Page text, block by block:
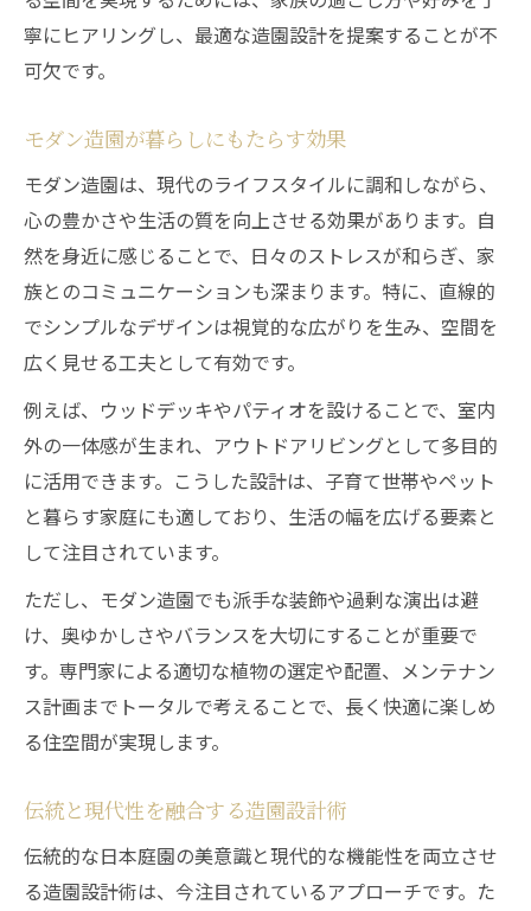
寧にヒアリングし、最適な造園設計を提案することが不
可欠です。
モダン造園が暮らしにもたらす効果
モダン造園は、現代のライフスタイルに調和しながら、
心の豊かさや生活の質を向上させる効果があります。自
然を身近に感じることで、日々のストレスが和らぎ、家
族とのコミュニケーションも深まります。特に、直線的
でシンプルなデザインは視覚的な広がりを生み、空間を
広く見せる工夫として有効です。
例えば、ウッドデッキやパティオを設けることで、室内
外の一体感が生まれ、アウトドアリビングとして多目的
に活用できます。こうした設計は、子育て世帯やペット
と暮らす家庭にも適しており、生活の幅を広げる要素と
して注目されています。
ただし、モダン造園でも派手な装飾や過剰な演出は避
け、奥ゆかしさやバランスを大切にすることが重要で
す。専門家による適切な植物の選定や配置、メンテナン
ス計画までトータルで考えることで、長く快適に楽しめ
る住空間が実現します。
伝統と現代性を融合する造園設計術
伝統的な日本庭園の美意識と現代的な機能性を両立させ
る造園設計術は、今注目されているアプローチです。た